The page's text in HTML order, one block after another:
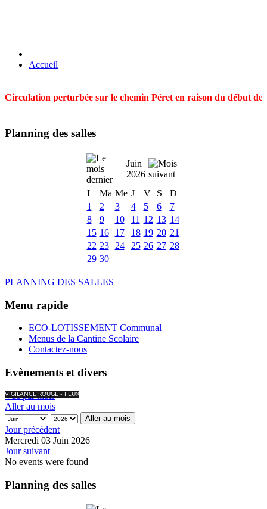
Accueil
Circulation perturbée sur le chemin Péret en raison du début
Planning des salles
Juin
2026
L
Ma Me J V S
D
1
2 3 4 5 6
7
8
9 10 11 12 13 14
15 16 17 18 19 20 21
22 23 24 25 26 27 28
29 30
PLANNING DES SALLES
Menu rapide
ECO-LOTISSEMENT Communal
Menus de la Cantine Scolaire
Contactez-nous
Evènements et divers
VIGILANCE ROUGE - FEUX
Vue par mois
Aller au mois
Aller au mois
Jour précédent
Mercredi 03 Juin 2026
Jour suivant
No events were found
Planning des salles